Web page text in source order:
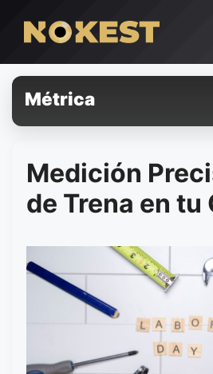
conteúdo
Métrica
Medición
de Trena en tu